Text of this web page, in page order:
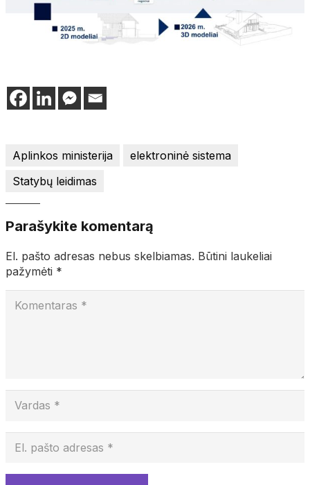
Aplinkos ministerija
elektroninė sistema
Statybų leidimas
Parašykite komentarą
El. pašto adresas nebus skelbiamas. Būtini laukeliai
pažymėti *